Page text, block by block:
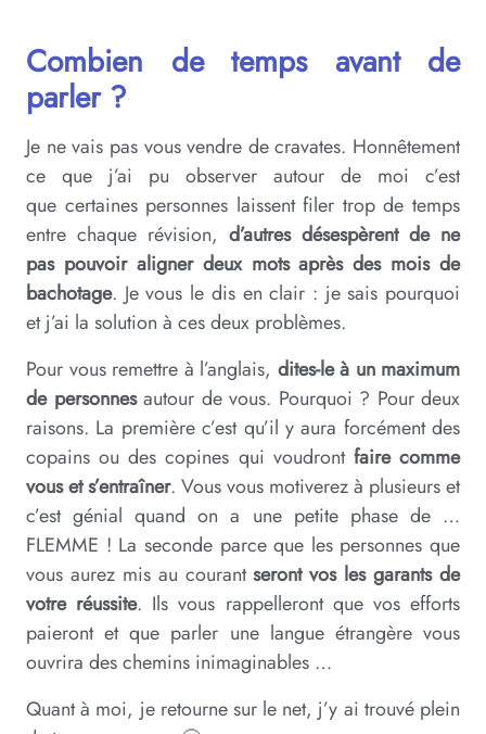
Combien de temps avant de
parler ?
Je ne vais pas vous vendre de cravates. Honnêtement
ce que j’ai pu observer autour de moi c’est
que certaines personnes laissent filer trop de temps
entre chaque révision, d’autres désespèrent de ne
pas pouvoir aligner deux mots après des mois de
bachotage. Je vous le dis en clair : je sais pourquoi
et j’ai la solution à ces deux problèmes.
Pour vous remettre à l’anglais, dites-le à un maximum
de personnesautour de vous. Pourquoi ? Pour deux
raisons. La première c’est qu’il y aura forcément des
copains ou des copines qui voudront faire comme
vous et s’entraîner. Vous vous motiverez à plusieurs et
c’est génial quand on a une petite phase de …
FLEMME ! La seconde parce que les personnes que
vous aurez mis au courantseront vos les garants de
votre réussite. Ils vous rappelleront que vos efforts
paieront et que parler une langue étrangère vous
ouvrira des chemins inimaginables …
Quant à moi, je retourne sur le net, j’y ai trouvé plein